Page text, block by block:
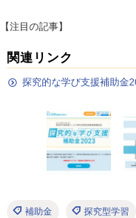
【注目の記事】
関連リンク
探究的な学び支援補助金
補助金 探究型学習